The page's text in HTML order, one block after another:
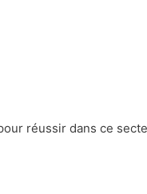
réussir dans ce